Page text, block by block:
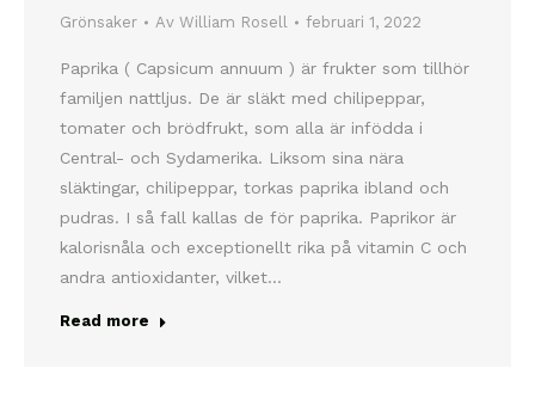
Grönsaker Av William Rosell februari 1, 2022
Paprika ( Capsicum annuum ) är frukter som tillhör
familjen nattljus. De är släkt med chilipeppar,
tomater och brödfrukt, som alla är infödda i
Central- och Sydamerika. Liksom sina nära
släktingar, chilipeppar, torkas paprika ibland och
pudras. I så fall kallas de för paprika. Paprikor är
kalorisnåla och exceptionellt rika på vitamin C och
andra antioxidanter, vilket…
Read more